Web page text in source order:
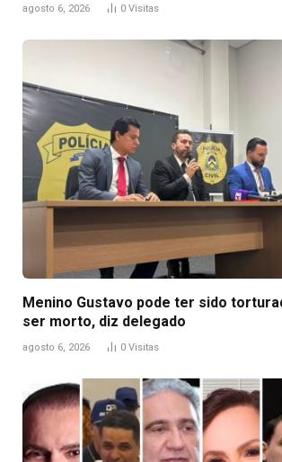
agosto 6, 2026 0 Visitas
Menino Gustavo pode ter sido
ser morto, diz delegado
agosto 6, 2026 0 Visitas